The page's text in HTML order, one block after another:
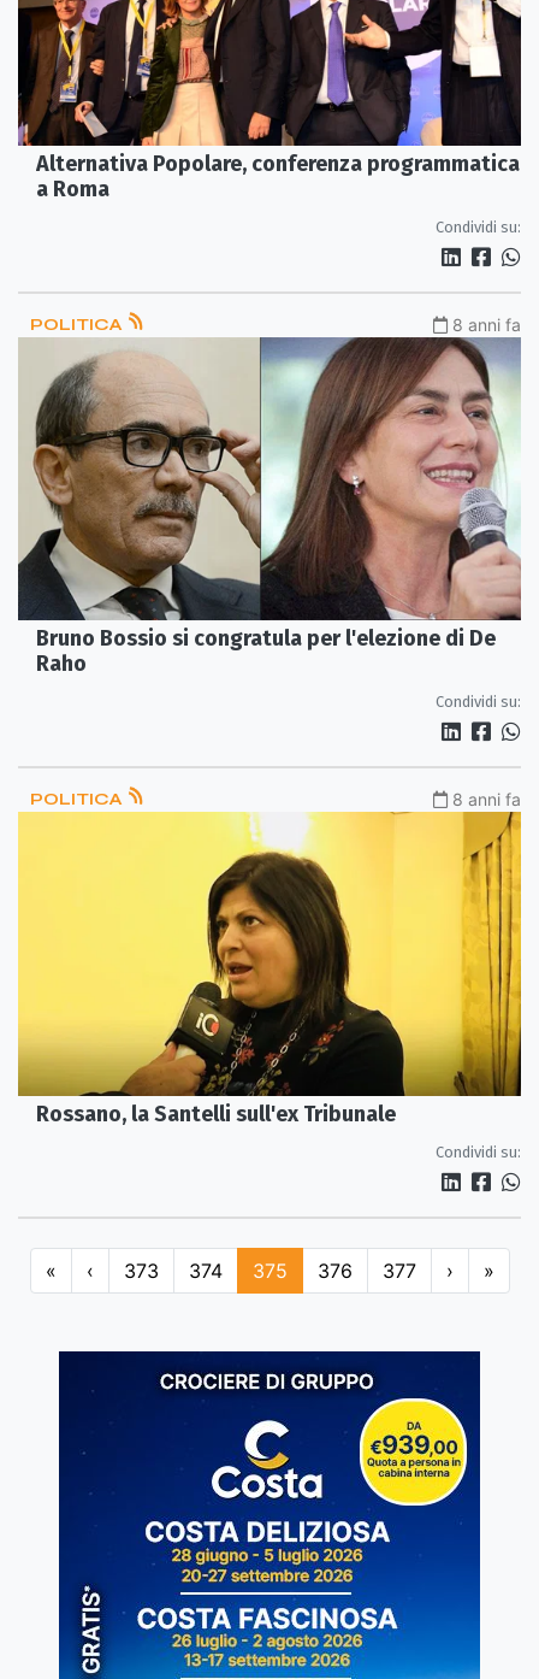
Alternativa Popolare, conferenza programmatica
a Roma
Condividi su:
POLITICA 8 anni fa
Bruno Bossio si congratula per l'elezione di De
Raho
Condividi su:
POLITICA 8 anni fa
Rossano, la Santelli sull'ex Tribunale
Condividi su:
« ‹ 373 374 375 376 377 › »